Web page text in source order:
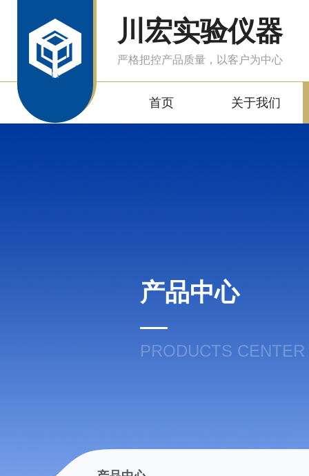
川宏实验仪器
严格把控产品质量，以客户为中心
首页 关于我们
产品中心
PRODUCTS CENTER